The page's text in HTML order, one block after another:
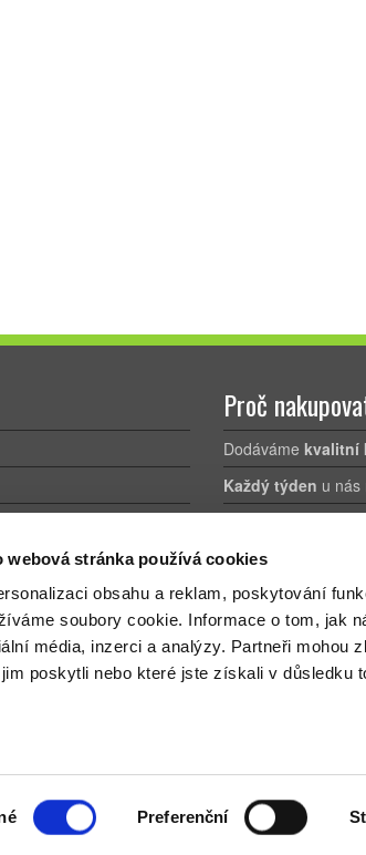
webová stránka používá cookies
obsahu a reklam, poskytování
soubory cookie. Informace o tom, jak
média, inzerci a analýzy. Partneři mohou
poskytli nebo které jste získali v důsledku
Preferenční
Proč
Dodáváme kvalitní
Každý týden u nás
Kancelar123.cz —víme, co kancelář potřebuje|